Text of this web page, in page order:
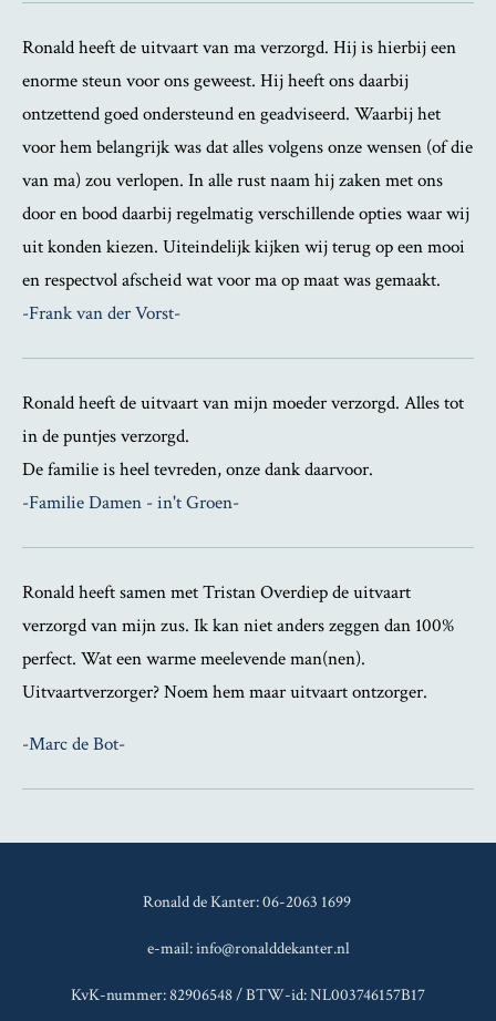
Ronald heeft de uitvaart van ma verzorgd. Hij is hierbij een
enorme steun voor ons geweest. Hij heeft ons daarbij
ontzettend goed ondersteund en geadviseerd. Waarbij het
voor hem belangrijk was dat alles volgens onze wensen (of die
van ma) zou verlopen. In alle rust naam hij zaken met ons
door en bood daarbij regelmatig verschillende opties waar wij
uit konden kiezen. Uiteindelijk kijken wij terug op een mooi
en respectvol afscheid wat voor ma op maat was gemaakt.
-Frank van der Vorst-
Ronald heeft de uitvaart van mijn moeder verzorgd. Alles tot
in de puntjes verzorgd.
De familie is heel tevreden,onze dank daarvoor.
-Familie Damen - in't Groen-
Ronald heeft samen met Tristan Overdiep de uitvaart
verzorgd van mijn zus. Ik kan niet anders zeggen dan 100%
perfect. Wat een warme meelevende man(nen).
Uitvaartverzorger? Noem hem maar uitvaart ontzorger.
-Marc de Bot-
Ronald de Kanter: 06-2063 1699
e-mail: info@ronalddekanter.nl
KvK-nummer: 82906548 / BTW-id: NL003746157B17